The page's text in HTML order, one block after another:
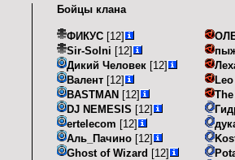
Бойцы клана
ФИКУС [12]
Sir-Solni [12]
Дикий Человек [12]
Валент [12]
BASTMAN [12]
DJ NEMESIS [12]
ertelecom [12]
Аль_Пачино [12]
Ghost of Wizard [12]